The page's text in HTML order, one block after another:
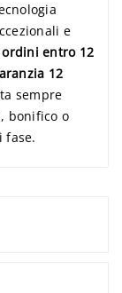
e
ordini entro 12
12
sempre
bonifico o
fase.